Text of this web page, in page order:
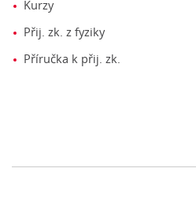
Kurzy
Přij. zk. z fyziky
Příručka k přij. zk.